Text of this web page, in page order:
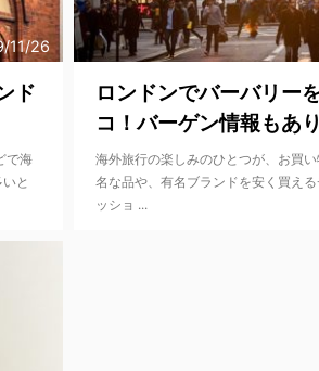
11/26
ド
で海
と
ロンドンでバーバリー
コ！バーゲン情報もあ
海外旅行の楽しみのひとつが、お買
名な品や、有名ブランドを安く買え
ッショ ...